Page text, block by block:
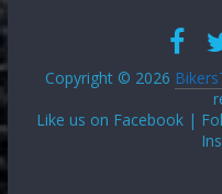
Copyright © 2026
Like us on Facebook |